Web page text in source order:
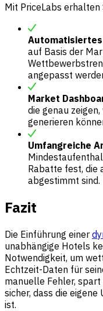
Mit PriceLabs erhalten
Automatisiertes
auf Basis der
angepasst
Market
die genau
generieren
Umfangreiche
Rabatte fest, die
abgestimmt sind.
Fazit
Die Einführung einer
unabhängige Hotels
Notwendigkeit, um
Echtzeit-Daten für
manuelle Fehler,
sicher, dass die
ist.